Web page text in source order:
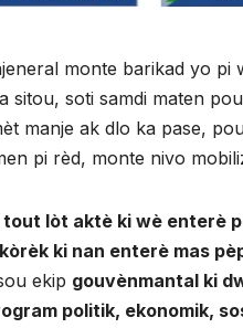
monte barikad yo
sitou, soti samdi maten
manje ak dlo ka pase,
pi rèd, monte nivo
lòt aktè ki wè enterè
ki nan enterè mas
ekip gouvènmantal ki
politik, ekonomik,